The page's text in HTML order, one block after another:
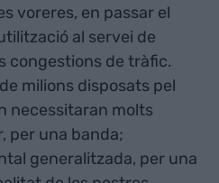
voreres, en passar el
al servei de
congestions de tràfic.
milions disposats pel
necessitaran molts
per una banda;
generalitzada, per una